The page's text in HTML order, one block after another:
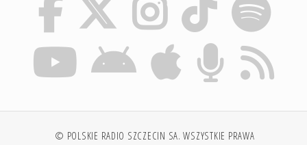
© POLSKIE RADIO SZCZECIN SA. WSZYSTKIE PRAWA